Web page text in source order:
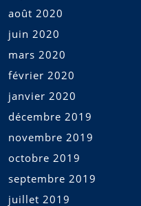
août 2020
juin 2020
mars 2020
février 2020
janvier 2020
décembre 2019
novembre 2019
octobre 2019
septembre 2019
juillet 2019